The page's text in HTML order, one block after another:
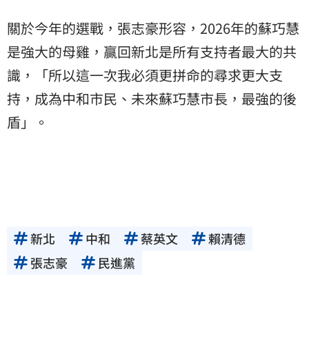
關於今年的選戰，張志豪形容，2026年的蘇巧慧
是強大的母雞，贏回新北是所有支持者最大的共
識，「所以這一次我必須更拼命的尋求更大支
持，成為中和市民、未來蘇巧慧市長，最強的後
盾」。
新北 中和 蔡英文
賴清德
張志豪
民進黨